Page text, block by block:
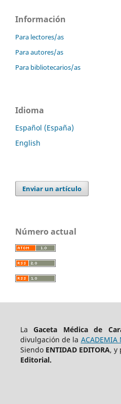
Información
Para lectores/as
Para autores/as
Para bibliotecarios/as
Idioma
Español (España)
English
Enviar un artículo
Número actual
LaGaceta Médica de
divulgación de la ACADEMIA
Siendo ENTIDAD EDITORA, y
Editorial.